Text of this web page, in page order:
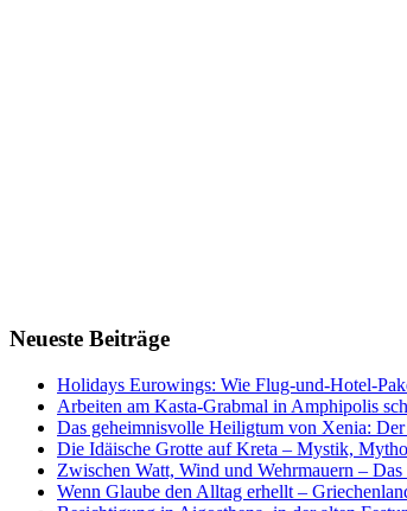
Neueste Beiträge
Holidays Eurowings: Wie Flug-und-Hotel-
Arbeiten am Kasta-Grabmal in Amphipolis
Das geheimnisvolle Heiligtum von Xenia:
Die Idäische Grotte auf Kreta – Mystik,
Zwischen Watt, Wind und Wehrmauern –
Wenn Glaube den Alltag erhellt –